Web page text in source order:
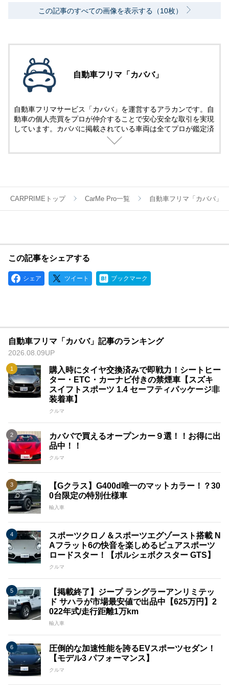
この記事のすべての画像を表示する（10枚）
自動車フリマ「カババ」
自動車フリマサービス「カババ」を運営するアラカンです。自
動車の個人売買をプロが仲介することで安心安全な取引を実現
しています。カババに掲載されている車両は全てプロが鑑定済
CARPRIMEトップ CarMe Pro一覧 自動車フリマ「カババ」
この記事をシェアする
シェア ツイート ブックマーク
自動車フリマ「カババ」記事のランキング
2026.08.09UP
購入時にタイヤ交換済みで即戦力！シートヒー
ター・ETC・カーナビ付きの禁煙車【スズキ
スイフトスポーツ 1.4 セーフティパッケージ非
装着車】
クルマ
カババで買えるオープンカー９選！！お得に出
品中！！
クルマ
【Gクラス】G400d唯一のマットカラー！？30
0台限定の特別仕様車
輸入車
スポーツクロノ＆スポーツエグゾースト搭載 N
Aフラット6の快音を楽しめるピュアスポーツ
ロードスター！【ポルシェボクスター GTS】
クルマ
【掲載終了】ジープ ラングラーアンリミテッ
ド サハラが市場最安値で出品中【625万円】2
022年式/走行距離1万km
輸入車
圧倒的な加速性能を誇るEVスポーツセダン！
【モデル3 パフォーマンス】
クルマ